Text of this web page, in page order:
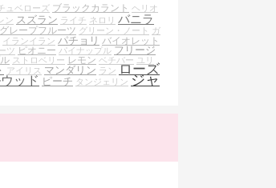
ュベローズ ブラックカラント ヘリオ
ン スズラン ライチ ネロリ バニラ
グレープフルーツ グリーン・ノート
ガ
イランイラン パチョリ バイオレット
ツ ピオニー パイナップル フリージ
ストロベリー レモン ベチバー ユリ
アイリス マンダリン ラン ローズ
ッド ピーチ タンジェリン ジャ